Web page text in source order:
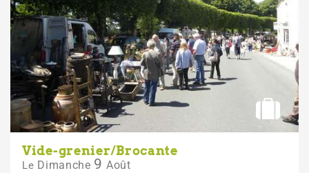
Vide-grenier/Brocante
Le Dimanche 9 Août